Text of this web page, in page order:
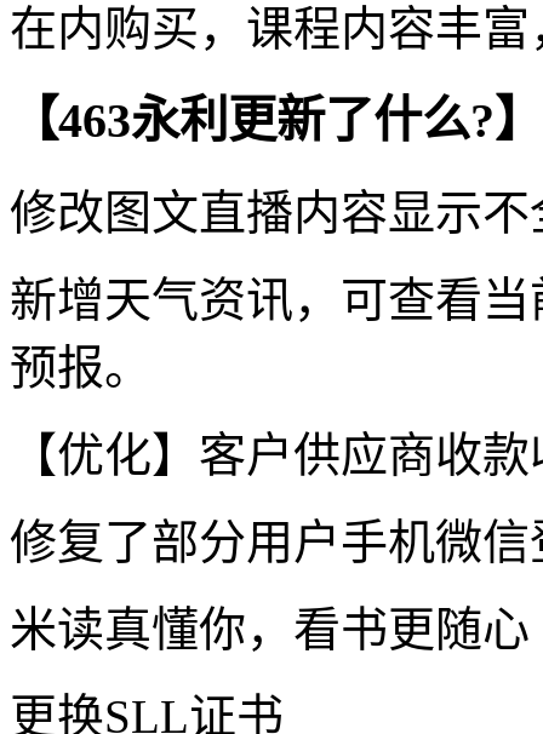
在内购买，课程内容丰
【463永利更新了什么?】
修改图文直播内容显示
新增天气资讯，可查看
预报。
【优化】客户供应商收
修复了部分用户手机微
米读真懂你，看书更随心
更换SLL证书